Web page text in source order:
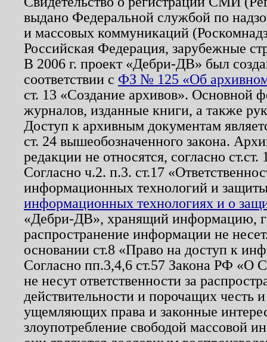
выдано Федеральной службой по
и массовых коммуникаций
Российская Федерация, зарубежные
В 2006 г. проект «Дебри-ДВ» был
соответствии с ФЗ № 125 «Об
ст. 13 «Создание архивов». Основной
журналов, изданные книги, а также
Доступ к архивным документам
ст. 24 вышеобозначенного закона.
редакции не относятся, согласно
Согласно ч.2. п.3. ст.17
информационных технологий и
информационных технологиях и о
«Дебри-ДВ», хранящий информацию,
распространение информации не
основании ст.8 «Право на доступ к
Согласно пп.3,4,6 ст.57 Закона РФ «О
не несут ответственности за
действительности и порочащих честь
ущемляющих права и законные
злоупотребление свободой массовой